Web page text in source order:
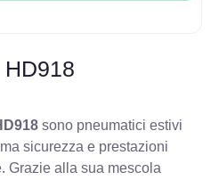
sono pneumatici estivi
sicurezza e prestazioni
Grazie alla sua mescola